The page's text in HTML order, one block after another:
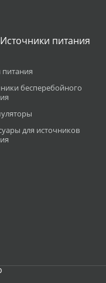
Источники питания
питания
бесперебойного
для источников